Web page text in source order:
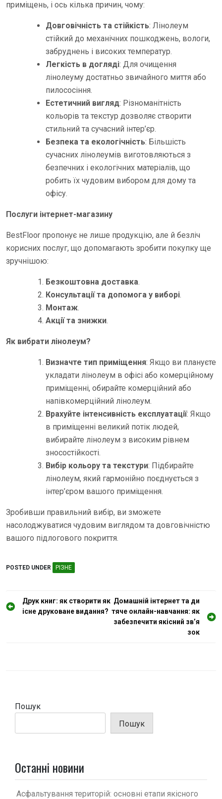
приміщень, і ось кілька причин, чому:
Довговічність та стійкість: Лінолеум
стійкий до механічних пошкоджень, вологи,
забруднень і високих температур.
Легкість в догляді: Для очищення
лінолеуму достатньо звичайного миття або
пилососіння.
Естетичний вигляд: Різноманітність
кольорів та текстур дозволяє створити
стильний та сучасний інтер’єр.
Безпека та екологічність: Більшість
сучасних лінолеумів виготовляються з
безпечних і екологічних матеріалів, що
робить їх чудовим вибором для дому та
офісу.
Послуги інтернет-магазину
BestFloor пропонує не лише продукцію, але й безліч
корисних послуг, що допомагають зробити покупку ще
зручнішою:
Безкоштовна доставка.
Консультації та допомога у виборі.
Монтаж.
Акції та знижки.
Як вибрати лінолеум?
Визначте тип приміщення: Якщо ви плануєте
укладати лінолеум в офісі або комерційному
приміщенні, обирайте комерційний або
напівкомерційний лінолеум.
Врахуйте інтенсивність експлуатації: Якщо
в приміщенні великий потік людей,
вибирайте лінолеум з високим рівнем
зносостійкості.
Вибір кольору та текстури: Підбирайте
лінолеум, який гармонійно поєднується з
інтер’єром вашого приміщення.
Зробивши правильний вибір, ви зможете
насолоджуватися чудовим виглядом та довговічністю
вашого підлогового покриття.
POSTED UNDER РІЗНЕ
Н
Друк книг: як створити як
існе друковане видання?
Домашній інтернет та ди
тяче онлайн-навчання: як
забезпечити якісний зв’я
зок
Пошук
Пошук
Останні новини
Асфальтування територій: основні етапи якісного